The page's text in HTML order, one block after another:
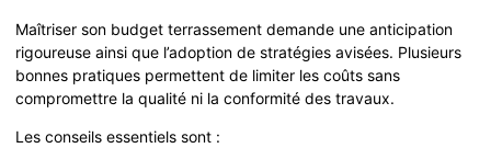
Maîtriser son budget terrassement demande une anticipation
rigoureuse ainsi que l’adoption de stratégies avisées. Plusieurs
bonnes pratiques permettent de limiter les coûts sans
compromettre la qualité ni la conformité des travaux.
Les conseils essentiels sont :